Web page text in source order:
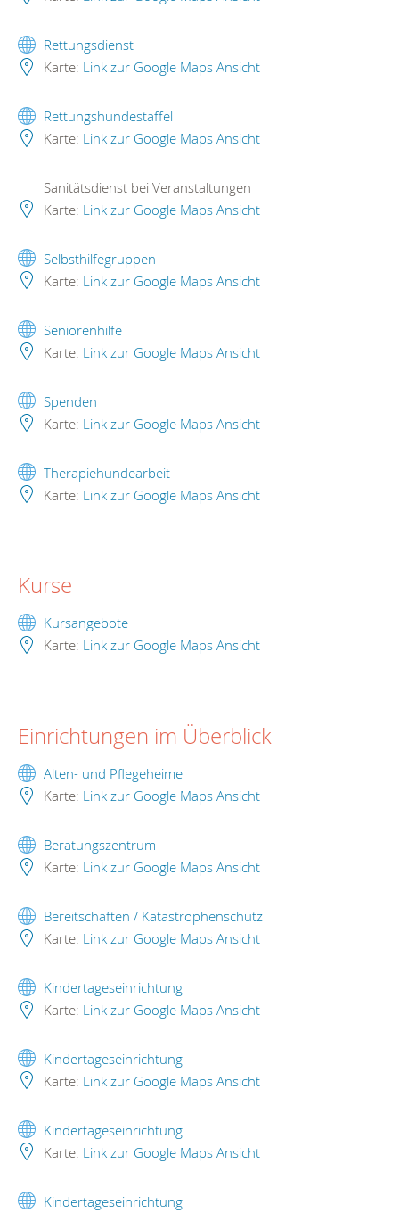
Rettungsdienst
Karte: Link zur Google Maps Ansicht
Rettungshundestaffel
Karte: Link zur Google Maps Ansicht
Sanitätsdienst bei Veranstaltungen
Karte: Link zur Google Maps Ansicht
Selbsthilfegruppen
Karte: Link zur Google Maps Ansicht
Seniorenhilfe
Karte: Link zur Google Maps Ansicht
Spenden
Karte: Link zur Google Maps Ansicht
Therapiehundearbeit
Karte: Link zur Google Maps Ansicht
Kurse
Kursangebote
Karte: Link zur Google Maps Ansicht
Einrichtungen im Überblick
Alten- und Pflegeheime
Karte: Link zur Google Maps Ansicht
Beratungszentrum
Karte: Link zur Google Maps Ansicht
Bereitschaften / Katastrophenschutz
Karte: Link zur Google Maps Ansicht
Kindertageseinrichtung
Karte: Link zur Google Maps Ansicht
Kindertageseinrichtung
Karte: Link zur Google Maps Ansicht
Kindertageseinrichtung
Karte: Link zur Google Maps Ansicht
Kindertageseinrichtung